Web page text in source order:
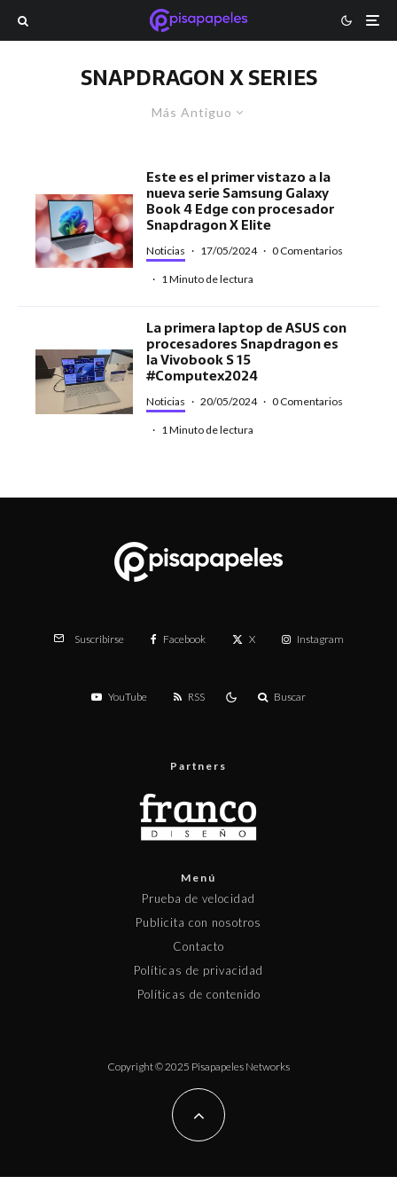
SNAPDRAGON X SERIES
Más Antiguo
Este es el primer vistazo a la
nueva serie Samsung Galaxy
Book 4 Edge con procesador
Snapdragon X Elite
Noticias · 17/05/2024 · 0 Comentarios
· 1 Minuto de lectura
La primera laptop de ASUS con
procesadores Snapdragon es
la Vivobook S 15
#Computex2024
Noticias · 20/05/2024 · 0 Comentarios
· 1 Minuto de lectura
Suscribirse Facebook X Instagram
YouTube RSS Buscar
Partners
Menú
Prueba de velocidad
Publicita con nosotros
Contacto
Políticas de privacidad
Políticas de contenido
Copyright © 2025 Pisapapeles Networks